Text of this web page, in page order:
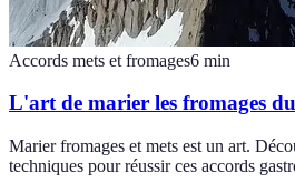
Accords mets et fromages6 min
L'art de marier les fromages
Marier fromages et mets est un art.
techniques pour réussir ces accords